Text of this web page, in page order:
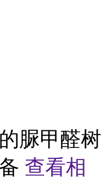
脲甲醛树
查看相